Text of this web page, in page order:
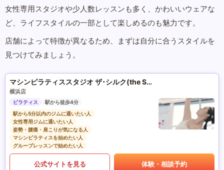
女性専用スタジオや少人数レッスンも多く、かわいいウェアな
ど、ライフスタイルの一部として楽しめるのも魅力です。
店舗によって特徴が異なるため、まずは自分に合うスタイルを
見つけてみましょう。
マシンピラティススタジオ ザ･シルク(the SILK)
横浜店
ピラティス
駅から徒歩4分
駅から5分以内のジムに通いたい人
女性専用ジムに通いたい人
姿勢・腰痛・肩こりが気になる人
マシンピラティスを始めたい人
グループレッスンで始めたい人
公式サイトを見る 体験・相談予約